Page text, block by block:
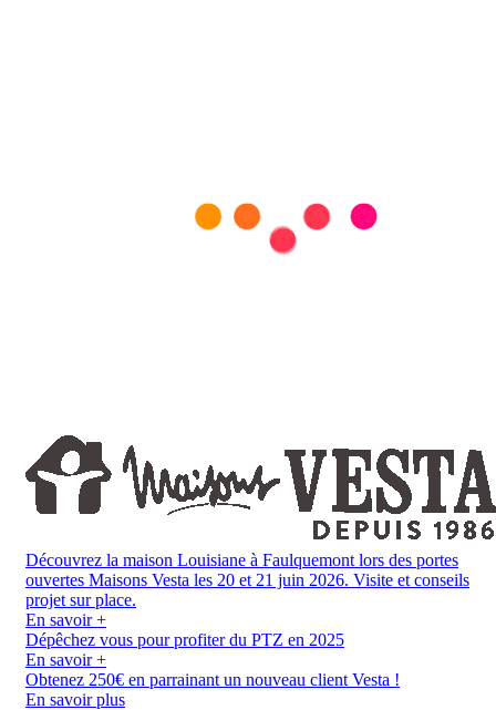
Découvrez la maison Louisiane à Faulquemont lors des portes
ouvertes Maisons Vesta les 20 et 21 juin 2026. Visite et conseils
projet sur place.
En savoir +
Dépêchez vous pour profiter du PTZ en 2025
En savoir +
Obtenez 250€ en parrainant un nouveau client Vesta !
En savoir plus